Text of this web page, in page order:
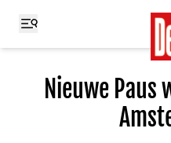
Nieuwe Paus